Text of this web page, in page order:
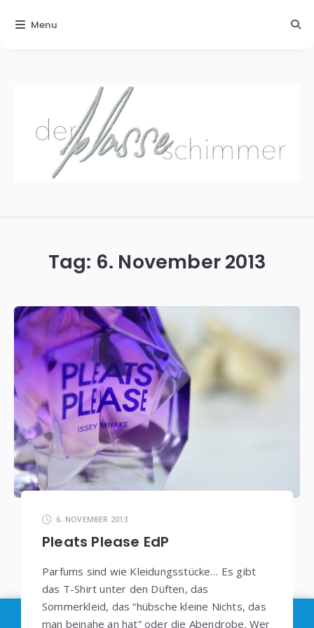
Tag: 6. November 2013
6. NOVEMBER 2013
Pleats Please EdP
Parfums sind wie Kleidungsstücke… Es gibt
das T-Shirt unter den Düften, das
Sommerkleid, das “hübsche kleine Nichts, das
man beinahe an hat” oder die Abendrobe. Wer
Menu
Im Sinne der DSGVO: Die Erfassung Deiner Daten